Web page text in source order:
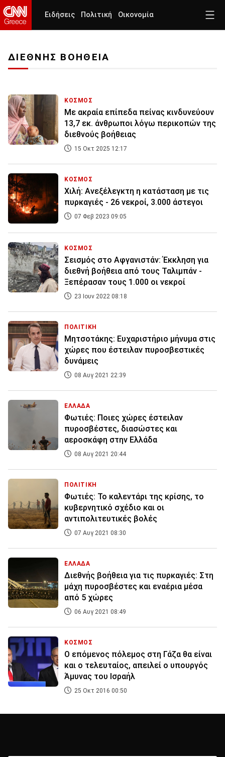
Ειδήσεις Πολιτική Οικονομία
ΔΙΕΘΝΗΣ ΒΟΗΘΕΙΑ
ΚΟΣΜΟΣ
Με ακραία επίπεδα πείνας κινδυνεύουν
13,7 εκ. άνθρωποι λόγω περικοπών της
διεθνούς βοήθειας
15 Οκτ 2025 12:17
ΚΟΣΜΟΣ
Χιλή: Ανεξέλεγκτη η κατάσταση με τις
πυρκαγιές - 26 νεκροί, 3.000 άστεγοι
07 Φεβ 2023 09:05
ΚΟΣΜΟΣ
Σεισμός στο Αφγανιστάν: Έκκληση για
διεθνή βοήθεια από τους Ταλιμπάν -
Ξεπέρασαν τους 1.000 οι νεκροί
23 Ιουν 2022 08:18
ΠΟΛΙΤΙΚΗ
Μητσοτάκης: Ευχαριστήριο μήνυμα στις
χώρες που έστειλαν πυροσβεστικές
δυνάμεις
08 Αυγ 2021 22:39
ΕΛΛΑΔΑ
Φωτιές: Ποιες χώρες έστειλαν
πυροσβέστες, διασώστες και
αεροσκάφη στην Ελλάδα
08 Αυγ 2021 20:44
ΠΟΛΙΤΙΚΗ
Φωτιές: Το καλεντάρι της κρίσης, το
κυβερνητικό σχέδιο και οι
αντιπολιτευτικές βολές
07 Αυγ 2021 08:30
ΕΛΛΑΔΑ
Διεθνής βοήθεια για τις πυρκαγιές: Στη
μάχη πυροσβέστες και εναέρια μέσα
από 5 χώρες
06 Αυγ 2021 08:49
ΚΟΣΜΟΣ
Ο επόμενος πόλεμος στη Γάζα θα είναι
και ο τελευταίος, απειλεί ο υπουργός
Άμυνας του Ισραήλ
25 Οκτ 2016 00:50